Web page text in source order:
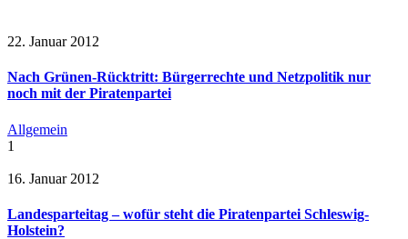
22. Januar 2012
Nach Grünen-Rücktritt: Bürgerrechte und Netzpolitik nur
noch mit der Piratenpartei
Allgemein
1
16. Januar 2012
Landesparteitag – wofür steht die Piratenpartei Schleswig-
Holstein?